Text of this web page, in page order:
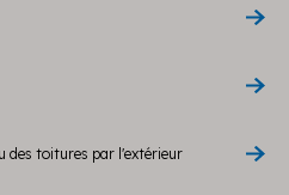
des toitures par l'extérieur